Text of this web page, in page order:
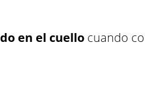
en el cuello cuando